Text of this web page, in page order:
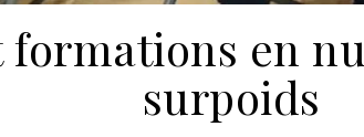
formations en
surpoids